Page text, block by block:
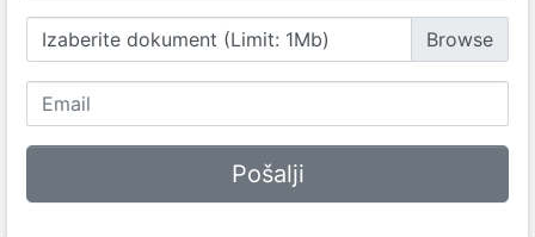
Izaberite dokument (Limit: 1Mb)